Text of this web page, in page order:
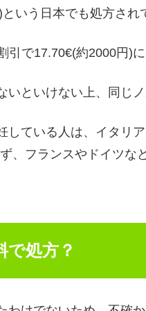
いう日本でも処方され
で17.70€(約2000円)に
いといけない上、同じ
している人は、イタリ
、フランスやドイツな
処方？